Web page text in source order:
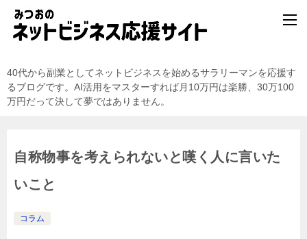
40代から副業としてネットビジネスを始めるサラリーマンを応援す
るブログです。AI活用をマスターすれば月10万円は楽勝、30万100
万円だって決して夢ではありません。
自称物事を考えられないと嘆く人に言いた
いこと
コラム